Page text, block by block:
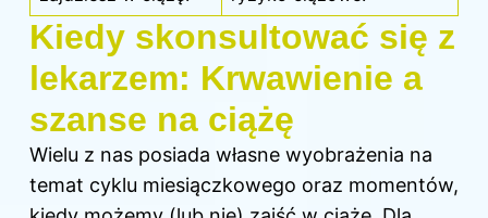
Kiedy skonsultować się z
lekarzem: Krwawienie a
szanse na ciążę
Wielu z nas posiada własne wyobrażenia na
temat cyklu miesiączkowego oraz momentów,